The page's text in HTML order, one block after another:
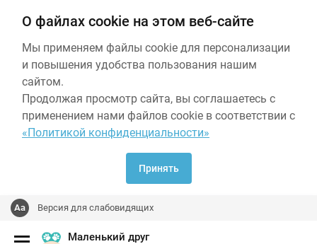
О файлах cookie на этом веб-сайте
Мы применяем файлы cookie для персонализации
и повышения удобства пользования нашим
сайтом.
Продолжая просмотр сайта, вы соглашаетесь с
применением нами файлов cookie в соответствии с
«Политикой конфиденциальности»
Принять
Версия для слабовидящих
Маленький друг